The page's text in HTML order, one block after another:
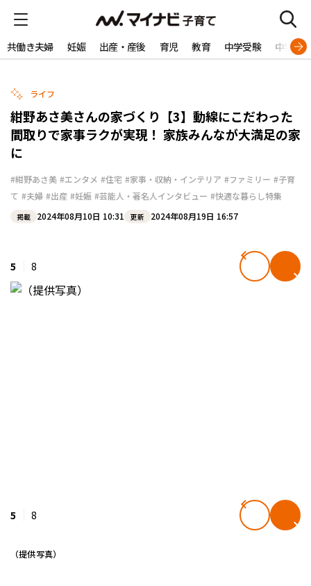
共働き夫婦 妊娠 出産・産後 育児 教育 中学受験 中学生
ライフ
紺野あさ美さんの家づくり【3】動線にこだわった
間取りで家事ラクが実現！ 家族みんなが大満足の家
に
#紺野あさ美 #エンタメ #住宅 #家事・収納・インテリア #ファミリー #子育
て #夫婦 #出産 #妊娠 #芸能人・著名人インタビュー #快適な暮らし特集
掲載 2024年08月10日 10:31 更新 2024年08月19日 16:57
5 8
5 8
（提供写真）